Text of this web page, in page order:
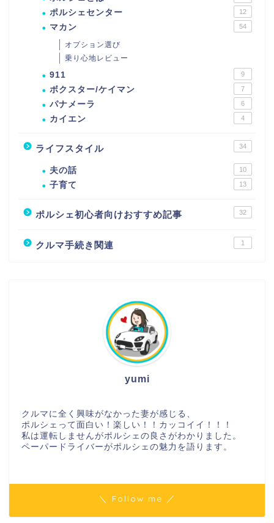
ポルシェセンター 12
マカン 54
オプション選び
乗り心地レビュー
911 9
ボクスター/ケイマン 7
パナメーラ 6
カイエン 4
ライフスタイル 34
夫の話 10
子育て 13
ポルシェ初心者向けおすすめ記事 32
クルマ手続き関連 1
yumi
クルマに全く興味がなかった妻が感じる、
ポルシェって面白い！楽しい！！カッコイイ！！！
私は運転しませんがポルシェの良さがわかりました。
ペーパードライバーがポルシェの魅力を語ります。
＼ Follow me ／